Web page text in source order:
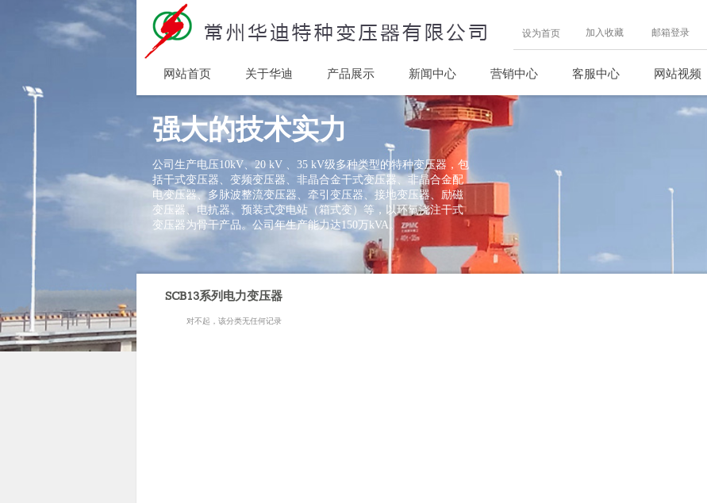
网站首页 关于华迪 产品展示 新闻中心 营销中心 客服中心 网站视频
设为首页 加入收藏 邮箱登录
强大的技术实力
公司生产电压10kV、20 kV 、35 kV级多种类型的特种变压器，包
括干式变压器、变频变压器、非晶合金干式变压器、非晶合金配
电变压器、多脉波整流变压器、牵引变压器、接地变压器、励磁
变压器、电抗器、预装式变电站（箱式变）等，以环氧浇注干式
变压器为骨干产品。公司年生产能力达150万kVA。
SCB13系列电力变压器
对不起，该分类无任何记录